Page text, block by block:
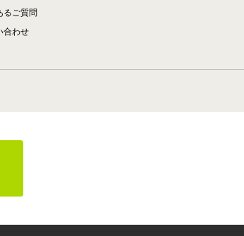
るご質問
合わせ